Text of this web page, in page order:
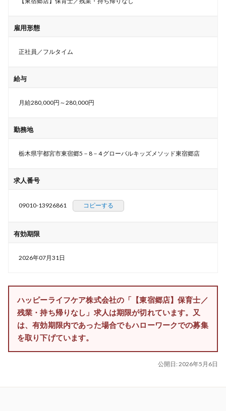
雇用形態
正社員／フルタイム
給与
月給280,000円～280,000円
勤務地
栃木県宇都宮市東宿郷5－8－4 グローバルキッズメソッド東宿郷店
求人番号
09010-13926861 コピーする
有効期限
2026年07月31日
ハッピーライフケア株式会社の「【東宿郷店】保育士／
残業・持ち帰りなし」求人は期限が切れています。又
は、有効期限内であった場合でもハローワークでの募集
を取り下げています。
公開日: 2026年5月6日